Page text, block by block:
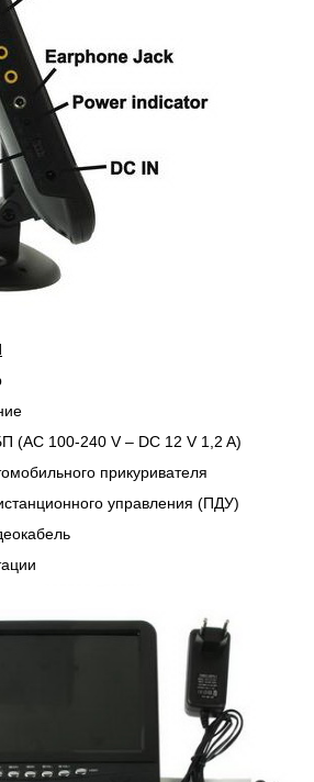
(AC 100-240 V – DC 12 V 1,2 A)
прикуривателя
управления (ПДУ)